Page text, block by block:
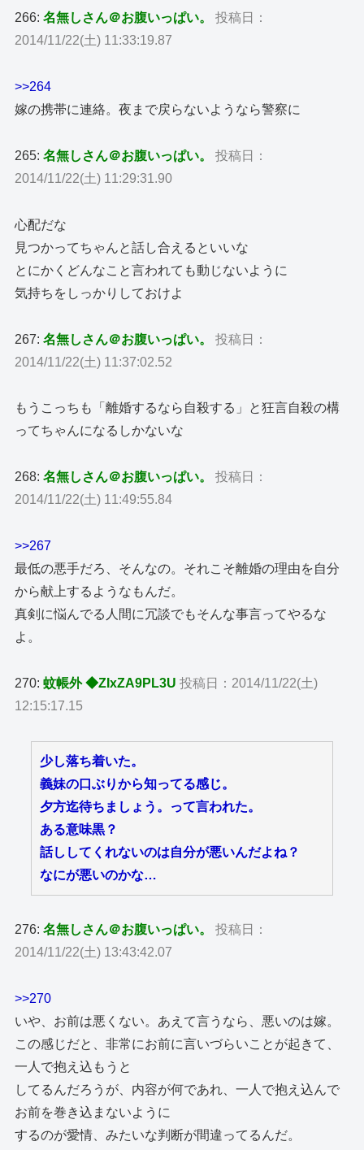
266:名無しさん＠お腹いっぱい。
投稿日：
2014/11/22(土) 11:33:19.87
>>264
嫁の携帯に連絡。夜まで戻らないようなら警察に
265:名無しさん＠お腹いっぱい。
投稿日：
2014/11/22(土) 11:29:31.90
心配だな
見つかってちゃんと話し合えるといいな
とにかくどんなこと言われても動じないように
気持ちをしっかりしておけよ
267:名無しさん＠お腹いっぱい。
投稿日：
2014/11/22(土) 11:37:02.52
もうこっちも「離婚するなら自殺する」と狂言自殺の構
ってちゃんになるしかないな
268:名無しさん＠お腹いっぱい。
投稿日：
2014/11/22(土) 11:49:55.84
>>267
最低の悪手だろ、そんなの。それこそ離婚の理由を自分
から献上するようなもんだ。
真剣に悩んでる人間に冗談でもそんな事言ってやるな
よ。
270:蚊帳外 ◆ZIxZA9PL3U 投稿日：2014/11/22(土)
12:15:17.15
少し落ち着いた。
義妹の口ぶりから知ってる感じ。
夕方迄待ちましょう。って言われた。
ある意味黒？
話ししてくれないのは自分が悪いんだよね？
なにが悪いのかな…
276:名無しさん＠お腹いっぱい。
投稿日：
2014/11/22(土) 13:43:42.07
>>270
いや、お前は悪くない。あえて言うなら、悪いのは嫁。
この感じだと、非常にお前に言いづらいことが起きて、
一人で抱え込もうと
してるんだろうが、内容が何であれ、一人で抱え込んで
お前を巻き込まないように
するのが愛情、みたいな判断が間違ってるんだ。